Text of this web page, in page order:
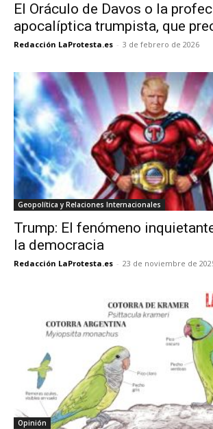
El Oráculo de Davos o la
apocalíptica trumpista, que
Redacción LaProtesta.es - 3 de febrero de 2026
Geopolítica y Relaciones Internacionales
Trump: El fenómeno
la democracia
Redacción LaProtesta.es - 23 de noviembre de
Opinión